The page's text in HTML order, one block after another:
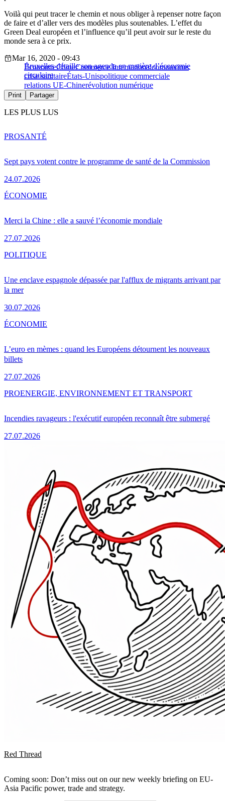
Voilà qui peut tracer le chemin et nous obliger à repenser notre façon
de faire et d’aller vers des modèles plus soutenables. L’effet du
Green Deal européen et l’influence qu’il peut avoir sur le reste du
monde sera à ce prix.
Bruxelles détaille son agenda en matière d’économie
circulaire
Mar 16, 2020 - 09:43
ÉconomieChineCommerce Internationalcoronavirus
crise sanitaireÉtats-Unispolitique commerciale
relations UE-Chinerévolution numérique
Print Partager
LES PLUS LUS
Sept pays votent contre le programme de santé de la Commission
24.07.2026
PROSANTÉ
Merci la Chine : elle a sauvé l’économie mondiale
27.07.2026
ÉCONOMIE
Une enclave espagnole dépassée par l'afflux de migrants arrivant par
la mer
30.07.2026
POLITIQUE
L’euro en mèmes : quand les Européens détournent les nouveaux
billets
27.07.2026
ÉCONOMIE
Incendies ravageurs : l'exécutif européen reconnaît être submergé
27.07.2026
PROENERGIE, ENVIRONNEMENT ET TRANSPORT
Red Thread
Coming soon: Don’t miss out on our new weekly briefing on EU-
Asia Pacific power, trade and strategy.